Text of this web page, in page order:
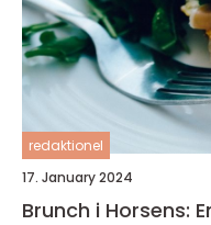
redaktionel
17. January 2024
Brunch i Horsens: